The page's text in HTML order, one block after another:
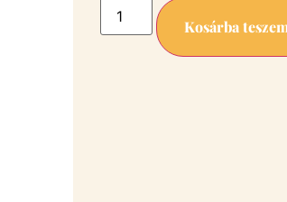
Kosárba